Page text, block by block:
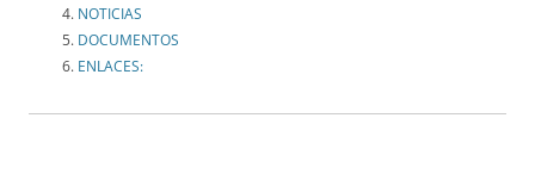
NOTICIAS
DOCUMENTOS
ENLACES: